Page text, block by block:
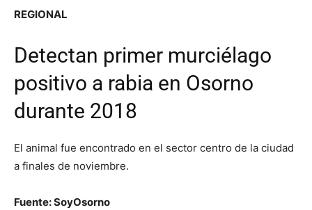
REGIONAL
Detectan primer murciélago
positivo a rabia en Osorno
durante 2018
El animal fue encontrado en el sector centro de la ciudad
a finales de noviembre.
Fuente: SoyOsorno